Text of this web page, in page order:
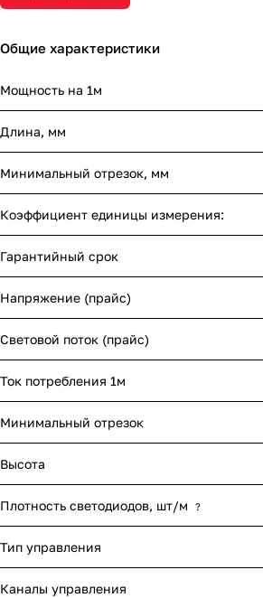
Общие характеристики
Мощность на 1м
Длина, мм
Минимальный отрезок, мм
Коэффициент единицы измерения:
Гарантийный срок
Напряжение (прайс)
Световой поток (прайс)
Ток потребления 1м
Минимальный отрезок
Высота
Плотность светодиодов, шт/м ?
Тип управления
Каналы управления